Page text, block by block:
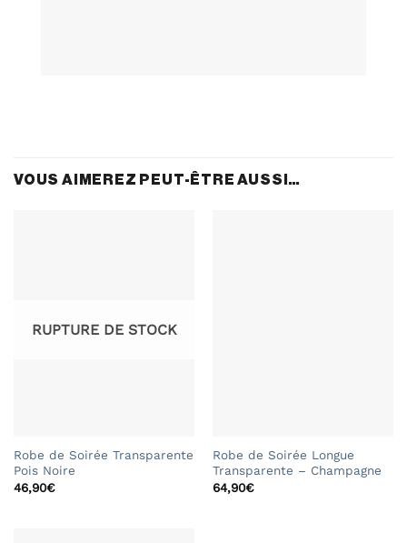
VOUS AIMEREZ PEUT-ÊTRE AUSSI…
RUPTURE DE STOCK
Robe de Soirée Transparente
Pois Noire
46,90€
Robe de Soirée Longue
Transparente – Champagne
64,90€